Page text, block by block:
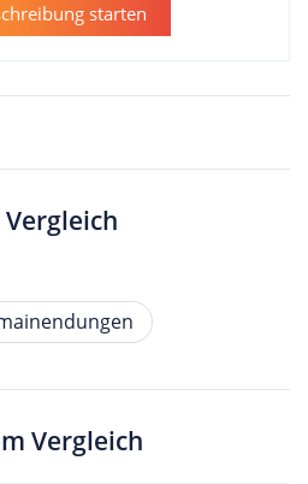
starten
Vergleich